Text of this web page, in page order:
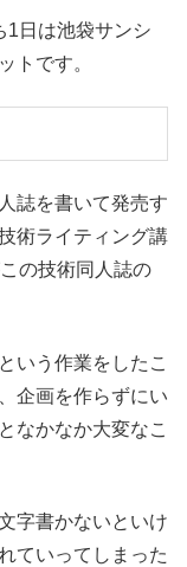
1日は池袋サンシ
トです。
誌を書いて発売す
術ライティング講
の技術同人誌の
いう作業をしたこ
企画を作らずにい
なかなか大変なこ
字書かないといけ
ていってしまった